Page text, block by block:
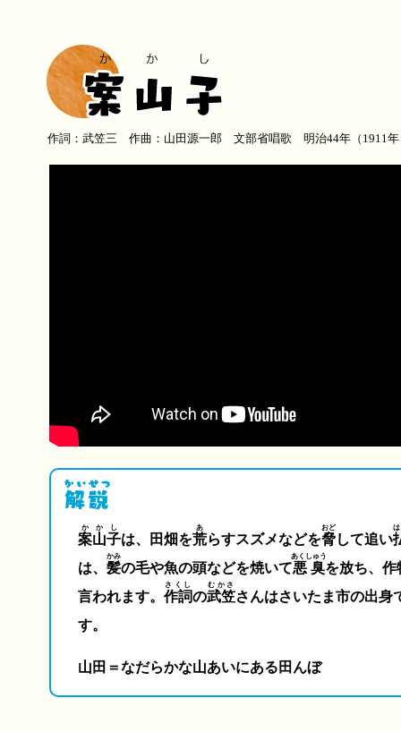
作詞：武笠三 作曲：山田源一郎 文部省唱歌 明治44年（1911年
案山子
かかし
は、田畑を荒
あ
らすスズメなどを脅
おど
して追い
は
は、 髪
かみ
の毛や魚の頭などを焼いて悪臭
あくしゅう
を放ち、作
言われます。 作詞
さくし
の武笠
むかさ
さんはさいたま市の出身
す。
山田＝なだらかな山あいにある田んぼ